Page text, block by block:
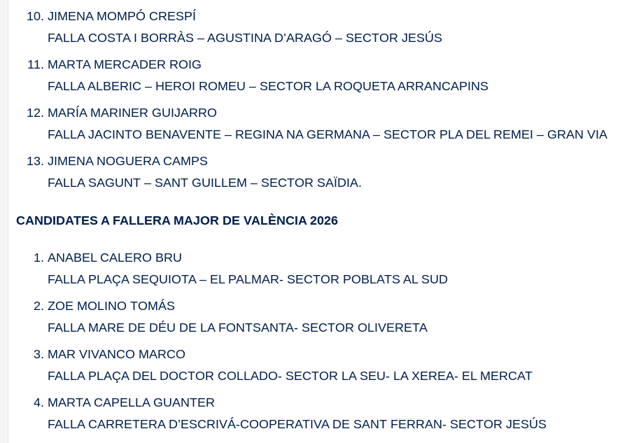
JIMENA MOMPÓ CRESPÍ
FALLA COSTA I BORRÀS – AGUSTINA D’ARAGÓ – SECTOR JESÚS
MARTA MERCADER ROIG
FALLA ALBERIC – HEROI ROMEU – SECTOR LA ROQUETA ARRANCAPINS
MARÍA MARINER GUIJARRO
FALLA JACINTO BENAVENTE – REGINA NA GERMANA – SECTOR PLA DEL REMEI – GRAN VIA
JIMENA NOGUERA CAMPS
FALLA SAGUNT – SANT GUILLEM – SECTOR SAÏDIA.
CANDIDATES A FALLERA MAJOR DE VALÈNCIA 2026
ANABEL CALERO BRU
FALLA PLAÇA SEQUIOTA – EL PALMAR- SECTOR POBLATS AL SUD
ZOE MOLINO TOMÁS
FALLA MARE DE DÉU DE LA FONTSANTA- SECTOR OLIVERETA
MAR VIVANCO MARCO
FALLA PLAÇA DEL DOCTOR COLLADO- SECTOR LA SEU- LA XEREA- EL MERCAT
MARTA CAPELLA GUANTER
FALLA CARRETERA D’ESCRIVÁ-COOPERATIVA DE SANT FERRAN- SECTOR JESÚS